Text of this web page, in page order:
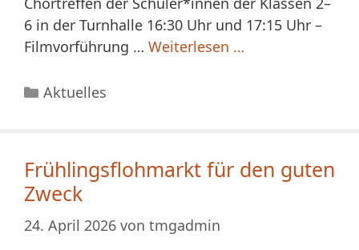
6 in der Turnhalle 16:30 Uhr und 17:15 Uhr –
Filmvorführung … Weiterlesen …
Kategorien
Aktuelles
Frühlingsflohmarkt für den guten
Zweck
24. April 2026 von tmgadmin